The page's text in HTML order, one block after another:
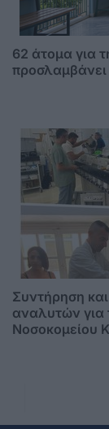
62 άτομα για
Συντήρηση
αναλυτών για
Νοσοκομείου